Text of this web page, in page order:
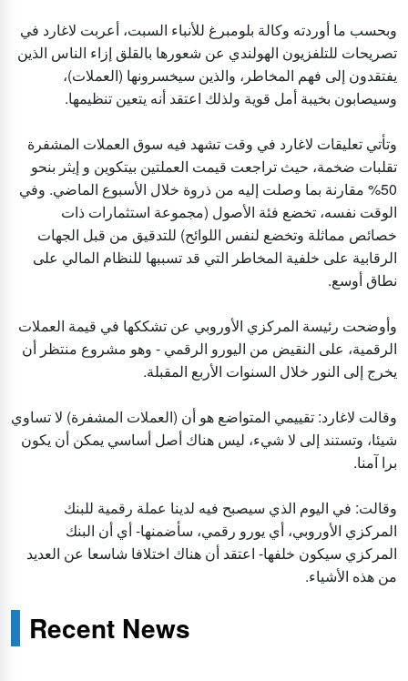
وبحسب ما أوردته وكالة بلومبرغ للأنباء السبت، أعربت لاغارد في
تصريحات للتلفزيون الهولندي عن شعورها بالقلق إزاء الناس الذين
يفتقدون إلى فهم المخاطر، والذين سيخسرونها (العملات)،
وسيصابون بخيبة أمل قوية ولذلك اعتقد أنه يتعين تنظيمها.
وتأتي تعليقات لاغارد في وقت تشهد فيه سوق العملات المشفرة
تقلبات ضخمة، حيث تراجعت قيمت العملتين بيتكوين و إيثر بنحو
50% مقارنة بما وصلت إليه من ذروة خلال الأسبوع الماضي. وفي
الوقت نفسه، تخضع فئة الأصول (مجموعة استثمارات ذات
خصائص مماثلة وتخضع لنفس اللوائح) للتدقيق من قبل الجهات
الرقابية على خلفية المخاطر التي قد تسببها للنظام المالي على
نطاق أوسع.
وأوضحت رئيسة المركزي الأوروبي عن تشككها في قيمة العملات
الرقمية، على النقيض من اليورو الرقمي - وهو مشروع منتظر أن
يخرج إلى النور خلال السنوات الأربع المقبلة.
وقالت لاغارد: تقييمي المتواضع هو أن (العملات المشفرة) لا تساوي
شيئا، وتستند إلى لا شيء، ليس هناك أصل أساسي يمكن أن يكون
برا آمنا.
وقالت: في اليوم الذي سيصبح فيه لدينا عملة رقمية للبنك
المركزي الأوروبي، أي يورو رقمي، سأضمنها- أي أن البنك
المركزي سيكون خلفها- اعتقد أن هناك اختلافا شاسعا عن العديد
من هذه الأشياء.
Recent News